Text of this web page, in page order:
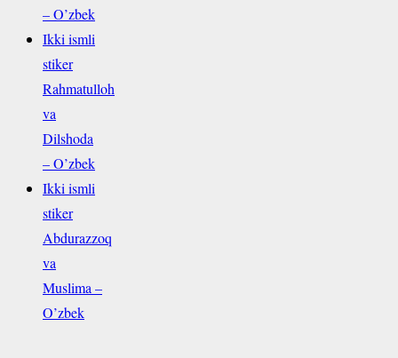
– O’zbek
Ikki ismli
stiker
Rahmatulloh
va
Dilshoda
– O’zbek
Ikki ismli
stiker
Abdurazzoq
va
Muslima –
O’zbek